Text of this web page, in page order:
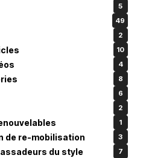
5
49
2
10
4
8
6
2
1
de re-mobilisation 3
du style 7